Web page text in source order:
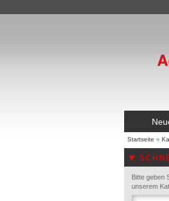
Startseite »
Bitte geben
unserem